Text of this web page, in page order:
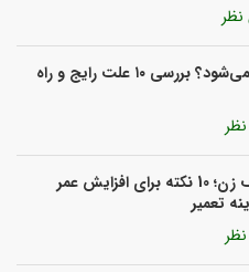
چرا علف زن روشن نمی‌شود؟ بررسی ۱۰ علت رایج و راه
آموزش نگهداری علف زن؛ 10 نکته برای افزایش عمر
تعمیر